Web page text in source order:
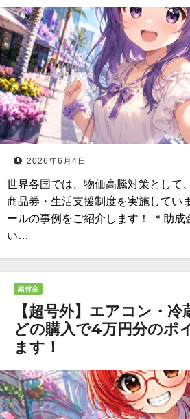
2026年6月4日
世界各国では、物価高騰対策として
商品券・生活支援制度を実施してい
ールの事例をご紹介します！ ＊助成
い…
給付金
【超号外】エアコン・
どの購入で4万円分のポ
ます！